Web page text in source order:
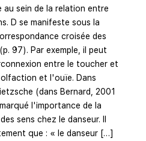
au sein de la relation entre
D se manifeste sous la
croisée des
97). Par exemple, il peut
entre le toucher et
et l'ouïe. Dans
(dans Bernard, 2001
l'importance de la
sens chez le danseur. Il
que : « le danseur […]